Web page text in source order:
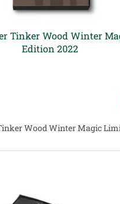
Tinker Wood Winter
Edition 2022
Wood Winter Magic